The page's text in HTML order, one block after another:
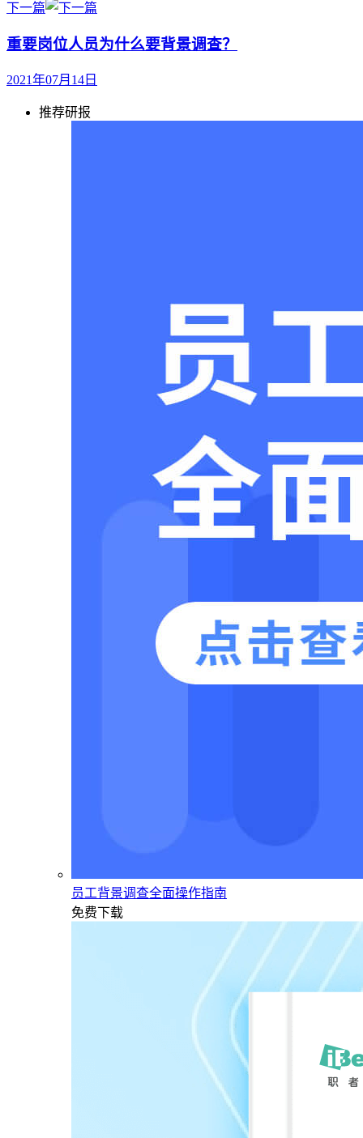
下一篇
重要岗位人员为什么要背景调查？
2021年07月14日
推荐研报
员工背景调查全面操作指南
免费下载